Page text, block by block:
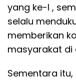
yang ke-I ,
selalu
memberikan
masyarakat di
Sementara